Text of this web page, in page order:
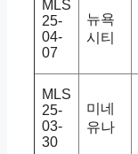
MLS
25-
04-
07
뉴욕
시티
MLS
25-
03-
30
미네
유나